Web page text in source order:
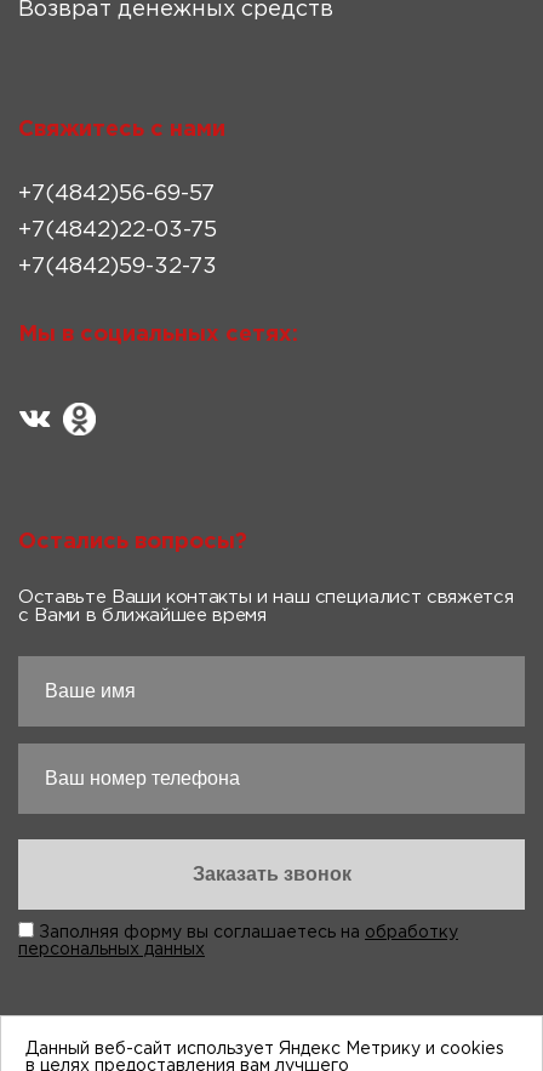
Возврат денежных средств
Свяжитесь с нами
+7(4842)56-69-57
+7(4842)22-03-75
+7(4842)59-32-73
Мы в социальных сетях:
Остались вопросы?
Оставьте Ваши контакты и наш специалист свяжется
с Вами в ближайшее время
Заполняя форму вы соглашаетесь на обработку
персональных данных
Данный веб-сайт использует Яндекс Метрику и cookies
в целях предоставления вам лучшего